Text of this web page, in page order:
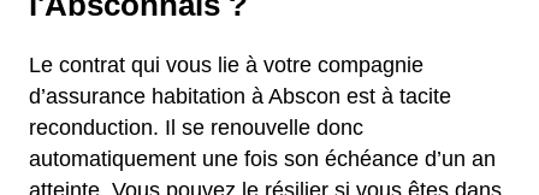
Le contrat qui vous lie à votre compagnie
d’assurance habitation à Abscon est à tacite
reconduction. Il se renouvelle donc
automatiquement une fois son échéance d’un an
atteinte. Vous pouvez le résilier si vous êtes dans